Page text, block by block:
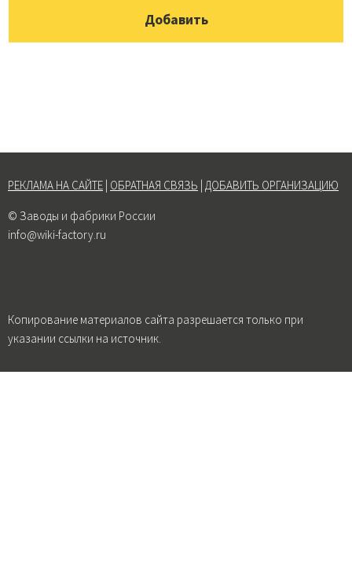
РЕКЛАМА НА САЙТЕ ОБРАТНАЯ СВЯЗЬ ДОБАВИТЬ ОРГАНИЗАЦИЮ
© Заводы и фабрики России
info@wiki-factory.ru
Копирование материалов сайта разрешается только при
указании ссылки на источник.